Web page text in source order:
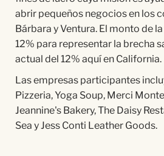
abrir pequeños negocios en los
Bárbara y Ventura. El monto de
12% para representar la brecha
actual del 12% aquí en California.
Las empresas participantes
Pizzeria, Yoga Soup, Merci
Jeannine's Bakery, The Daisy
Sea y Jess Conti Leather Goods.